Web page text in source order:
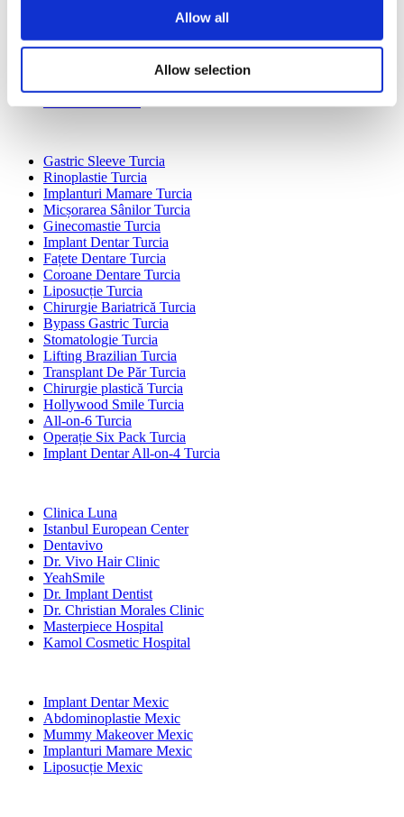
Allow all
Allow selection
Mexico Clinici
Poland Clinici
Gastric Sleeve Turcia
Rinoplastie Turcia
Implanturi Mamare Turcia
Micșorarea Sânilor Turcia
Ginecomastie Turcia
Implant Dentar Turcia
Fațete Dentare Turcia
Coroane Dentare Turcia
Liposucție Turcia
Chirurgie Bariatrică Turcia
Bypass Gastric Turcia
Stomatologie Turcia
Lifting Brazilian Turcia
Transplant De Păr Turcia
Chirurgie plastică Turcia
Hollywood Smile Turcia
All-on-6 Turcia
Operație Six Pack Turcia
Implant Dentar All-on-4 Turcia
Clinica Luna
Istanbul European Center
Dentavivo
Dr. Vivo Hair Clinic
YeahSmile
Dr. Implant Dentist
Dr. Christian Morales Clinic
Masterpiece Hospital
Kamol Cosmetic Hospital
Implant Dentar Mexic
Abdominoplastie Mexic
Mummy Makeover Mexic
Implanturi Mamare Mexic
Liposucție Mexic